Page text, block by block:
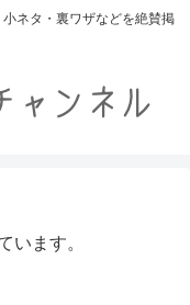
ネタ・裏ワザなどを絶賛掲
います。